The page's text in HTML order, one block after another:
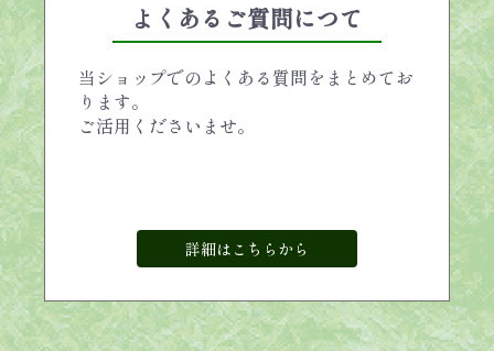
よくあるご質問につて
当ショップでのよくある質問をまとめてお
ります。
ご活用くださいませ。
詳細はこちらから